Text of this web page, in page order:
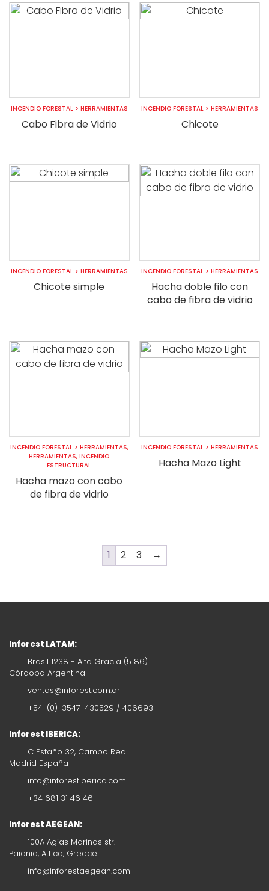
INCENDIO FORESTAL> HERRAMIENTAS
Cabo Fibra de Vidrio
INCENDIO FORESTAL >HERRAMIENTAS
Chicote
INCENDIO FORESTAL> HERRAMIENTAS
Chicote simple
INCENDIO FORESTAL >HERRAMIENTAS
Hacha doble filo con
cabo de fibra de vidrio
INCENDIO FORESTAL> HERRAMIENTAS,
HERRAMIENTAS,INCENDIO
ESTRUCTURAL
Hacha mazo con cabo
de fibra de vidrio
INCENDIO FORESTAL >HERRAMIENTAS
Hacha Mazo Light
1 2 3 →
Inforest LATAM:
Brasil 1238 - Alta Gracia (5186)
Córdoba Argentina
ventas@inforest.com.ar
+54-(0)-3547-430529 / 406693
Inforest IBERICA:
C Estaño 32, Campo Real
Madrid España
info@inforestiberica.com
+34 681 31 46 46
Inforest AEGEAN:
100A Agias Marinas str.
Paiania, Attica, Greece
info@inforestaegean.com